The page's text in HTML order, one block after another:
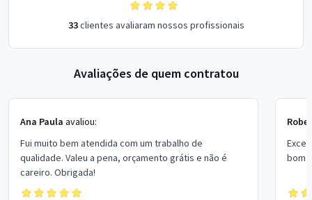
33clientes avaliaram nossos profissionais
Avaliações de quem contratou
Ana Paula avaliou:
Fui muito bem atendida com um trabalho de
qualidade. Valeu a pena, orçamento grátis e não é
careiro. Obrigada!
bom